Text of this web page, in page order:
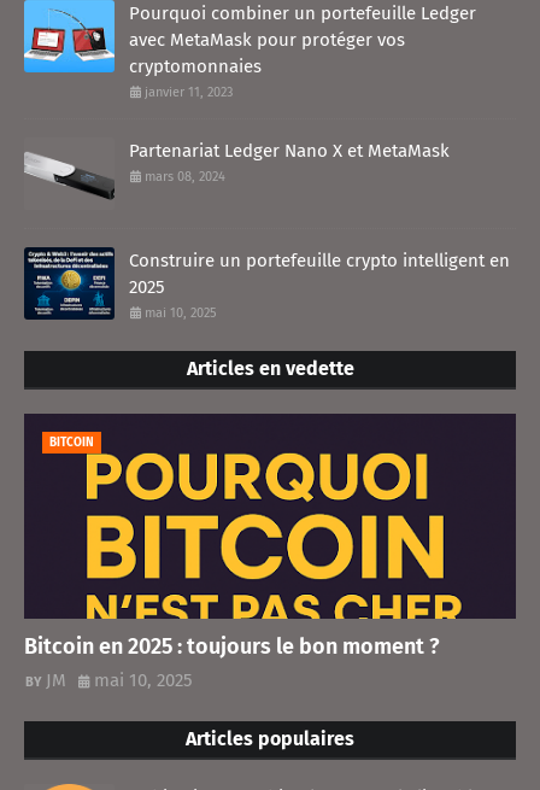
Pourquoi combiner un portefeuille Ledger
avec MetaMask pour protéger vos
cryptomonnaies
janvier 11, 2023
Partenariat Ledger Nano X et MetaMask
mars 08, 2024
Construire un portefeuille crypto intelligent en
2025
mai 10, 2025
Articles en vedette
BITCOIN
Bitcoin en 2025 : toujours le bon moment ?
JM mai 10, 2025
Articles populaires